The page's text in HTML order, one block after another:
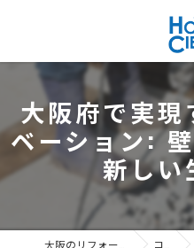
大阪府で実
ベーション:
新しい
コラム